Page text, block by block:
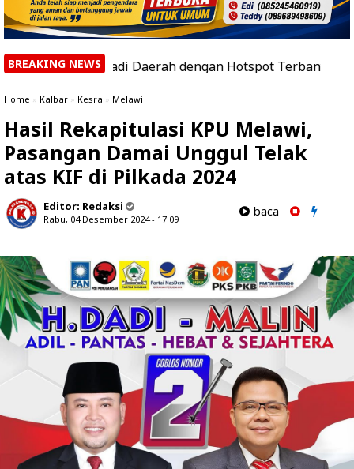
BREAKING NEWS
Jadi Daerah dengan Hotspot Terbanyak | Polres
Home » Kalbar » Kesra » Melawi
Hasil Rekapitulasi KPU Melawi,
Pasangan Damai Unggul Telak
atas KIF di Pilkada 2024
Editor: Redaksi
Rabu, 04 Desember 2024 - 17.09
baca